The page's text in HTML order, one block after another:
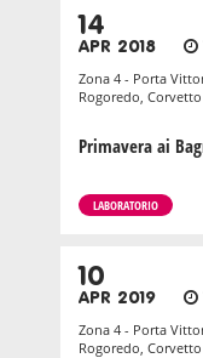
14
APR 2018
Zona 4 - Porta
Rogoredo, Corvetto
Primavera ai
LABORATORIO
10
APR 2019
Zona 4 - Porta
Rogoredo, Corvetto